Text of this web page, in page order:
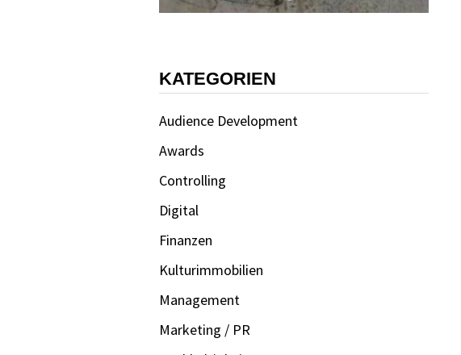
KATEGORIEN
Audience Development
Awards
Controlling
Digital
Finanzen
Kulturimmobilien
Management
Marketing / PR